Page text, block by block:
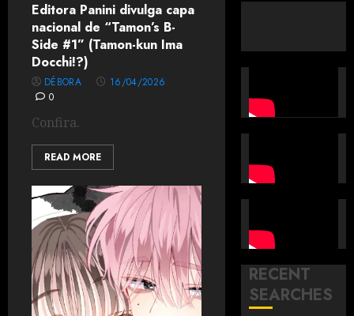
Editora Panini divulga capa
nacional de “Tamon’s B-
Side #1” (Tamon-kun Ima
Docchi!?)
DÉBORA
16/04/2026
0
Confira.
READ MORE
RECENT
SEARCHES